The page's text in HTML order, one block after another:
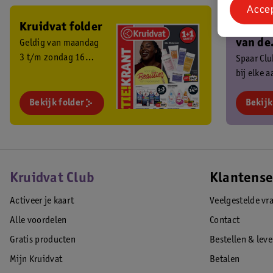
Kruidvat folder
Geldig van maandag
3 t/m zondag 16
Bekijk folder
Ben
van de
Club?
Spaar
bij elke
Kruidvat Club
Activeer je kaart
Alle voordelen
Gratis producten
Mijn Kruidvat
Veelgestelde
Contact
Bestellen &
Betalen